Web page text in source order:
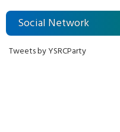
Social Network
Tweets by YSRCParty